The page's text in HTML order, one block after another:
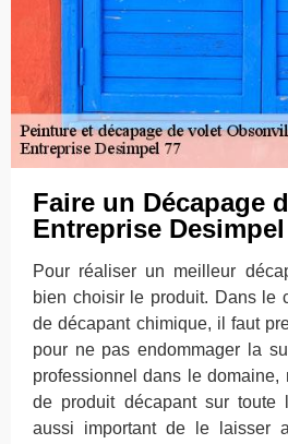
Faire un Décapage
Entreprise
Pour réaliser un meilleur
bien choisir le produit. Dans le
de décapant chimique, il faut
pour ne pas endommager la
professionnel dans le domaine,
de produit décapant sur toute
aussi important de le laisser